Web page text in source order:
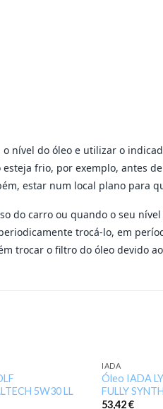
nível do óleo e utilizar o
frio, por exemplo, antes
estar num local plano para
do carro ou quando o seu
trocá-lo, em
trocar o filtro do óleo devido
5W30 LL
IADA
Óleo IADA
FULLY
53,42€